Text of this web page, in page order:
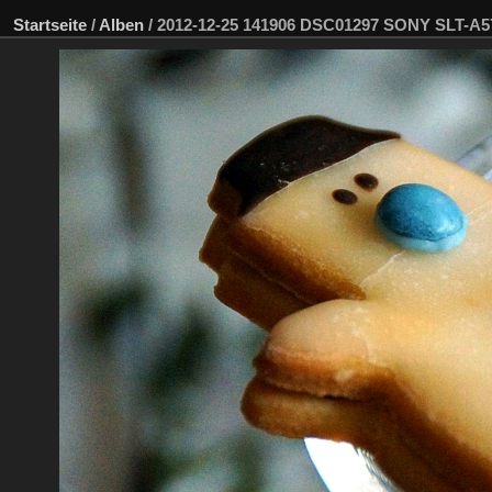
Startseite / Alben / 2012-12-25 141906 DSC01297 SONY SLT-